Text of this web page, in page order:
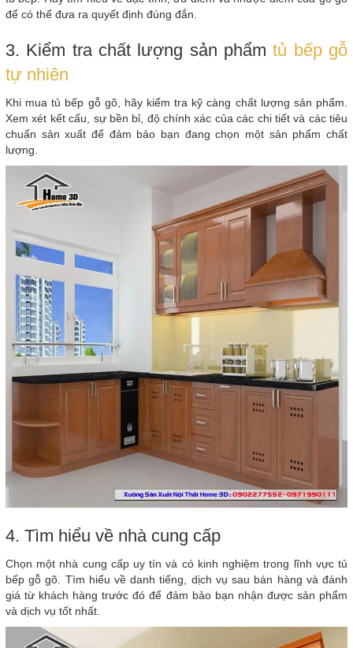
để có thể đưa ra quyết định đúng đắn.
3. Kiểm tra chất lượng sản phẩmtủ bếp gỗ
tự nhiên
Khi mua tủ bếp gỗ gõ, hãy kiểm tra kỹ càng chất lượng sản phẩm.
Xem xét kết cấu, sự bền bỉ, độ chính xác của các chi tiết và các tiêu
chuẩn sản xuất để đảm bảo bạn đang chọn một sản phẩm chất
lượng.
4. Tìm hiểu về nhà cung cấp
Chọn một nhà cung cấp uy tín và có kinh nghiệm trong lĩnh vực tủ
bếp gỗ gõ. Tìm hiểu về danh tiếng, dịch vụ sau bán hàng và đánh
giá từ khách hàng trước đó để đảm bảo bạn nhận được sản phẩm
và dịch vụ tốt nhất.